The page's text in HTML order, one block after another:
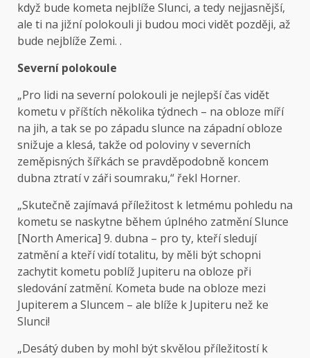
když bude kometa nejblíže Slunci, a tedy nejjasnější,
ale ti na jižní polokouli ji budou moci vidět později, až
bude nejblíže Zemi. .
Severní polokoule
„Pro lidi na severní polokouli je nejlepší čas vidět
kometu v příštích několika týdnech – na obloze míří
na jih, a tak se po západu slunce na západní obloze
snižuje a klesá, takže od poloviny v severních
zeměpisných šířkách se pravděpodobně koncem
dubna ztratí v záři soumraku,“ řekl Horner.
„Skutečně zajímavá příležitost k letmému pohledu na
kometu se naskytne během úplného zatmění Slunce
[North America] 9. dubna – pro ty, kteří sledují
zatmění a kteří vidí totalitu, by měli být schopni
zachytit kometu poblíž Jupiteru na obloze při
sledování zatmění. Kometa bude na obloze mezi
Jupiterem a Sluncem – ale blíže k Jupiteru než ke
Slunci!
„Desátý duben by mohl být skvělou příležitostí k